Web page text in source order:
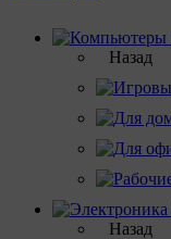
Назад
Назад